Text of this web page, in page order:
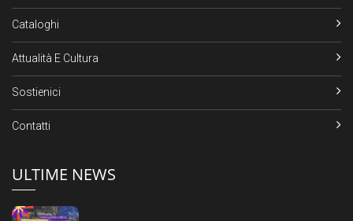
Cataloghi
Attualità E Cultura
Sostienici
Contatti
ULTIME NEWS